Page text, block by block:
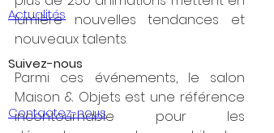
lumière nouvelles tendances et
nouveaux talents.
Parmi ces événements, le salon
Maison & Objets est une référence
incontournable pour les
Actualités
Contactez-nous
Suivez-nous